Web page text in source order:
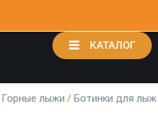
КАТАЛОГ
Горные лыжи / Ботинки для лыж